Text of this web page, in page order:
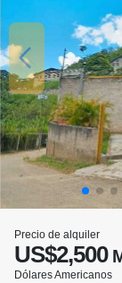
Precio de alquiler
US$2,500
Dólares Americanos